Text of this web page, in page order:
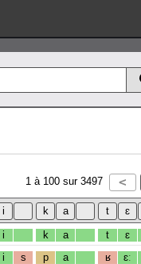
1 à 100 sur 3497
i k a t ɛ
i s p a ʁ ɛː